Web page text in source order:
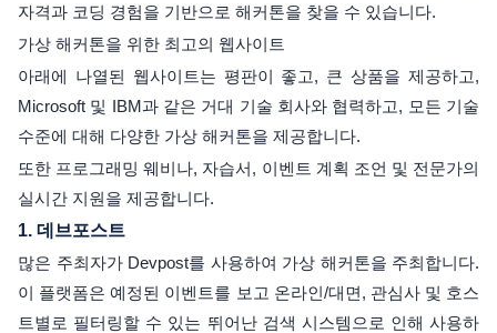
자격과 코딩 경험을 기반으로 해커톤을 찾을 수 있습니다.
가상 해커톤을 위한 최고의 웹사이트
아래에 나열된 웹사이트는 평판이 좋고, 큰 상품을 제공하고,
Microsoft 및 IBM과 같은 거대 기술 회사와 협력하고, 모든 기술
수준에 대해 다양한 가상 해커톤을 제공합니다.
또한 프로그래밍 웨비나, 자습서, 이벤트 계획 조언 및 전문가의
실시간 지원을 제공합니다.
1. 데브포스트
많은 주최자가 Devpost를 사용하여 가상 해커톤을 주최합니다.
이 플랫폼은 예정된 이벤트를 보고 온라인/대면, 관심사 및 호스
트별로 필터링할 수 있는 뛰어난 검색 시스템으로 인해 사용하